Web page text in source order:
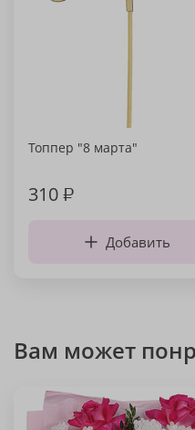
Топпер "8 марта"
310₽
Добавить
Вам может